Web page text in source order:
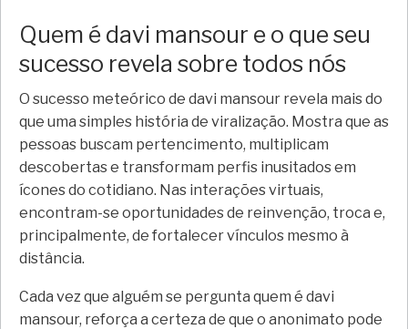
Quem é davi mansour e o que seu
sucesso revela sobre todos nós
O sucesso meteórico de davi mansour revela mais do
que uma simples história de viralização. Mostra que as
pessoas buscam pertencimento, multiplicam
descobertas e transformam perfis inusitados em
ícones do cotidiano. Nas interações virtuais,
encontram-se oportunidades de reinvenção, troca e,
principalmente, de fortalecer vínculos mesmo à
distância.
Cada vez que alguém se pergunta quem é davi
mansour, reforça a certeza de que o anonimato pode